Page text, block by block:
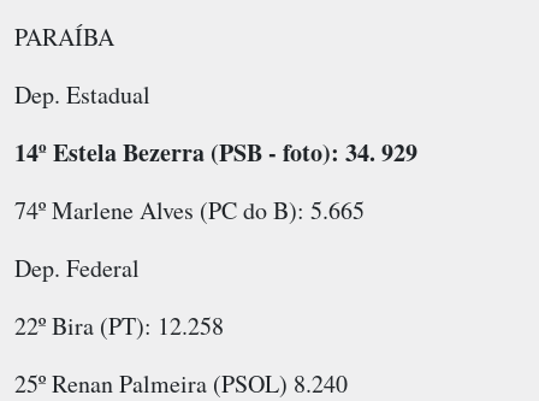
PARAÍBA
Dep. Estadual
14º Estela Bezerra (PSB - foto): 34. 929
74º Marlene Alves (PC do B): 5.665
Dep. Federal
22º Bira (PT): 12.258
25º Renan Palmeira (PSOL) 8.240